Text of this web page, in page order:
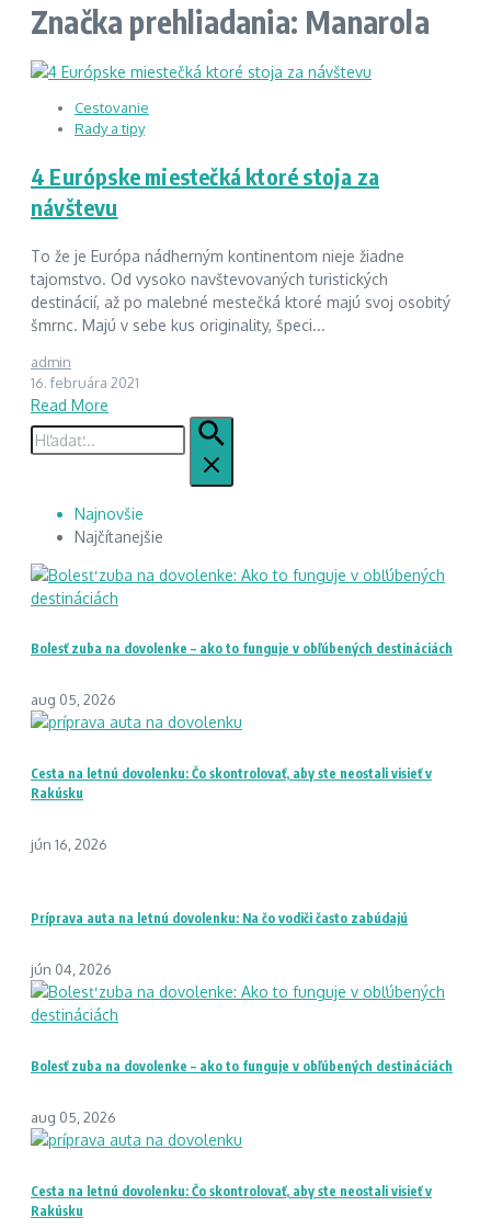
Značka prehliadania: Manarola
Cestovanie
Rady a tipy
4 Európske miestečká ktoré stoja za
návštevu
To že je Európa nádherným kontinentom nieje žiadne
tajomstvo. Od vysoko navštevovaných turistických
destinácií, až po malebné mestečká ktoré majú svoj osobitý
šmrnc. Majú v sebe kus originality, špeci...
admin
16. februára 2021
Read More
Hľadať:
Najnovšie
Najčítanejšie
Bolesť zuba na dovolenke – ako to funguje v obľúbených destináciách
aug 05, 2026
Cesta na letnú dovolenku: Čo skontrolovať, aby ste neostali visieť v
Rakúsku
jún 16, 2026
Príprava auta na letnú dovolenku: Na čo vodiči často zabúdajú
jún 04, 2026
Bolesť zuba na dovolenke – ako to funguje v obľúbených destináciách
aug 05, 2026
Cesta na letnú dovolenku: Čo skontrolovať, aby ste neostali visieť v
Rakúsku